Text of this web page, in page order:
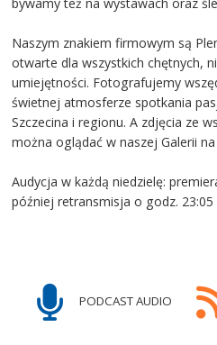
Naszym znakiem firmowym są
otwarte dla wszystkich chętnych,
umiejętności. Fotografujemy
świetnej atmosferze spotkania
Szczecina i regionu. A zdjęcia ze
można oglądać w naszej Galerii
Audycja w każdą niedzielę:
później retransmisja o godz. 23:05
PODCAST AUDIO